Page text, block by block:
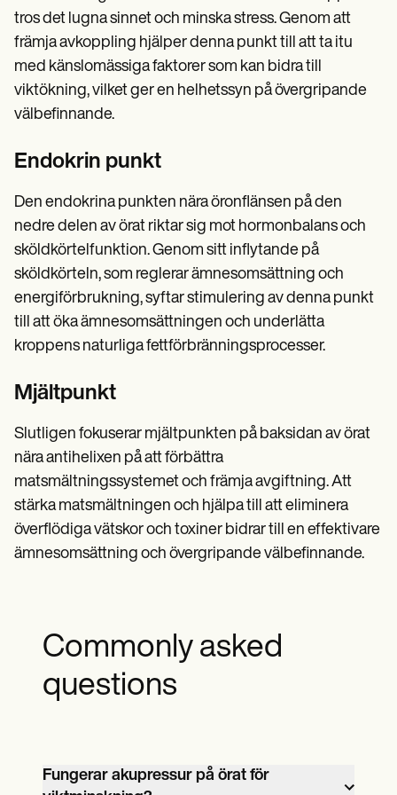
tros det lugna sinnet och minska stress. Genom att
främja avkoppling hjälper denna punkt till att ta itu
med känslomässiga faktorer som kan bidra till
viktökning, vilket ger en helhetssyn på övergripande
välbefinnande.
Endokrin punkt
Den endokrina punkten nära öronflänsen på den
nedre delen av örat riktar sig mot hormonbalans och
sköldkörtelfunktion. Genom sitt inflytande på
sköldkörteln, som reglerar ämnesomsättning och
energiförbrukning, syftar stimulering av denna punkt
till att öka ämnesomsättningen och underlätta
kroppens naturliga fettförbränningsprocesser.
Mjältpunkt
Slutligen fokuserar mjältpunkten på baksidan av örat
nära antihelixen på att förbättra
matsmältningssystemet och främja avgiftning. Att
stärka matsmältningen och hjälpa till att eliminera
överflödiga vätskor och toxiner bidrar till en effektivare
ämnesomsättning och övergripande välbefinnande.
Commonly asked
questions
Fungerar akupressur på örat för